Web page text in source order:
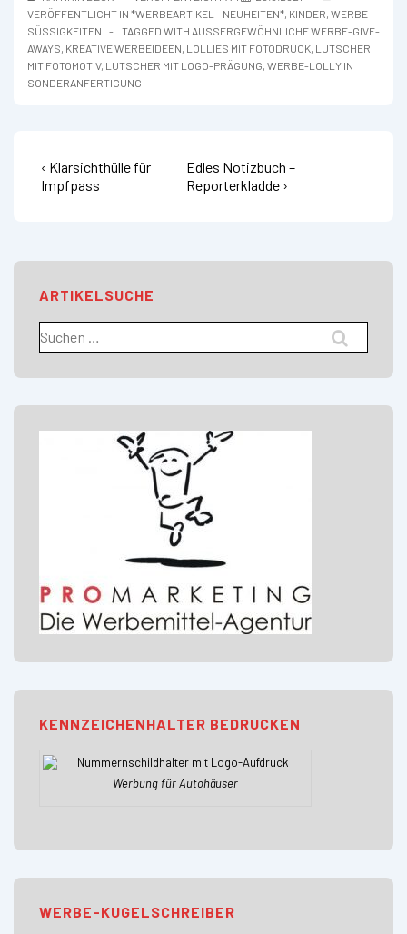
VERÖFFENTLICHT IN *WERBEARTIKEL - NEUHEITEN*, KINDER, WERBE-
SÜSSIGKEITEN
TAGGED WITH AUSSERGEWÖHNLICHE WERBE-GIVE-A
WAYS
, KREATIVE WERBEIDEEN, LOLLIES MIT FOTODRUCK, LUTSCHER
MIT FOTOMOTIV, LUTSCHER MIT LOGO-PRÄGUNG, WERBE-LOLLY IN
SONDERANFERTIGUNG
Beitragsnavigation
Vorheriger
Beitrag
‹ Klarsichthülle für
Impfpass
Nächster
Beitrag
Edles Notizbuch –
Reporterkladde ›
ARTIKELSUCHE
nach:
KENNZEICHENHALTER BEDRUCKEN
Werbung für Autohäuser
WERBE-KUGELSCHREIBER